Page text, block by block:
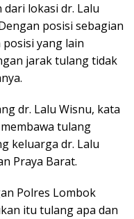
lokasi dr. Lalu
posisi sebagian
yang lain
jarak tulang tidak
dr. Lalu Wisnu, kata
tulang
keluarga dr. Lalu
Praya Barat.
Polres Lombok
itu tulang apa dan